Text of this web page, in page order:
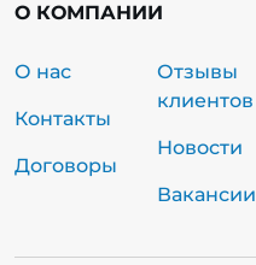
О КОМПАНИИ
О нас
Контакты
Договоры
Отзывы
клиентов
Новости
Вакансии